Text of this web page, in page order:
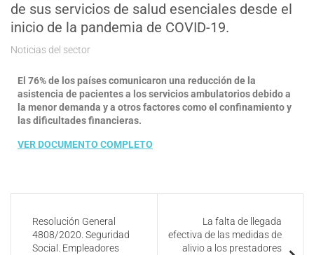
de sus servicios de salud esenciales desde el
inicio de la pandemia de COVID-19.
Noticias del sector
El 76% de los países comunicaron una reducción de la
asistencia de pacientes a los servicios ambulatorios debido a
la menor demanda y a otros factores como el confinamiento y
las dificultades financieras.
VER DOCUMENTO COMPLETO
Resolución General
4808/2020. Seguridad
Social. Empleadores
La falta de llegada
efectiva de las medidas de
alivio a los prestadores